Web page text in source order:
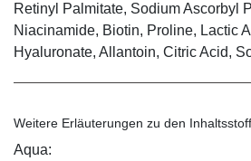
Retinyl Palmitate, Sodium Ascorbyl
Niacinamide, Biotin, Proline, Lactic
Hyaluronate, Allantoin, Citric Acid,
Weitere Erläuterungen zu den
Aqua: